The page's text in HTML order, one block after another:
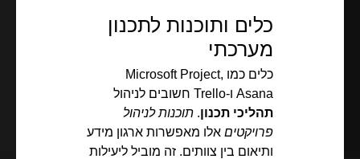
כלים ותוכנות לתכנון
מערכתי
כלים כמו Microsoft Project,
Asana ו-Trello חשובים לניהול
תהליכי תכנון. תוכנות לניהול
פרויקטים אלו מאפשרות ארגון מידע
ותיאום בין צוותים. זה מוביל ליעילות